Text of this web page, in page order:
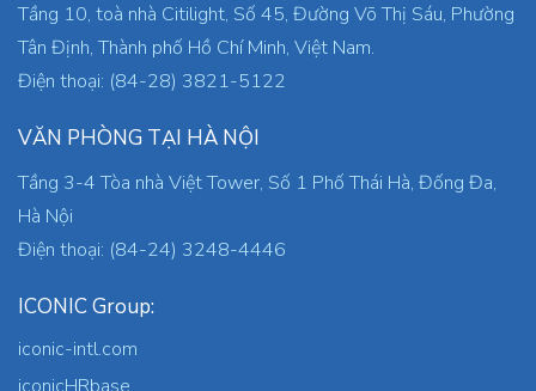
Tầng 10, toà nhà Citilight, Số 45, Đường Võ Thị Sáu, Phường
Tân Định, Thành phố Hồ Chí Minh, Việt Nam.
Điện thoại: (84-28) 3821-5122
VĂN PHÒNG TẠI HÀ NỘI
Tầng 3-4 Tòa nhà Việt Tower, Số 1 Phố Thái Hà, Đống Đa,
Hà Nội
Điện thoại: (84-24) 3248-4446
ICONIC Group:
iconic-intl.com